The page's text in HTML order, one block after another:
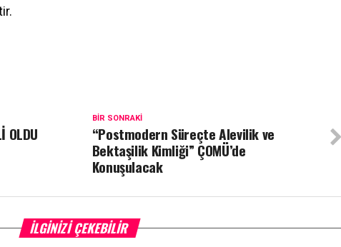
BIR SONRAKI
“Postmodern Süreçte Alevilik ve
Bektaşilik Kimliği” ÇOMÜ’de
Konuşulacak
OLDU
İLGINIZI ÇEKEBILIR